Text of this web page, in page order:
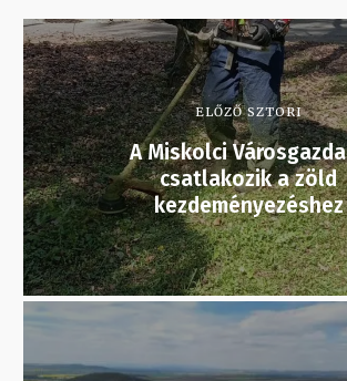
ELŐZŐ SZTORI
A Miskolci
csatlakozik a zöld
kezdeményezéshez